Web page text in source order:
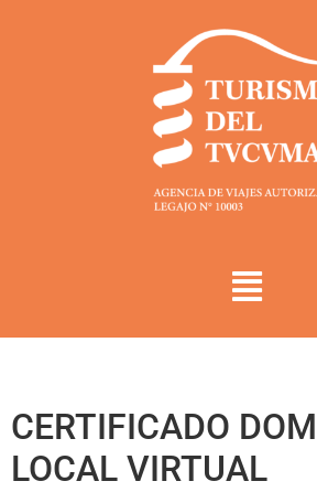
CERTIFICADO
LOCAL VIRTUAL